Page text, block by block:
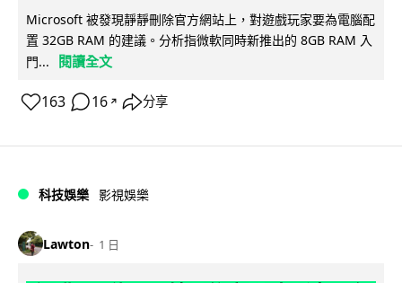
Microsoft 被發現靜靜刪除官方網站上，對遊戲玩家要為電腦配
置 32GB RAM 的建議。分析指微軟同時新推出的 8GB RAM 入
門...
閱讀全文
163 16 ↗ 分享
科技娛樂 影視娛樂
Lawton 1 日